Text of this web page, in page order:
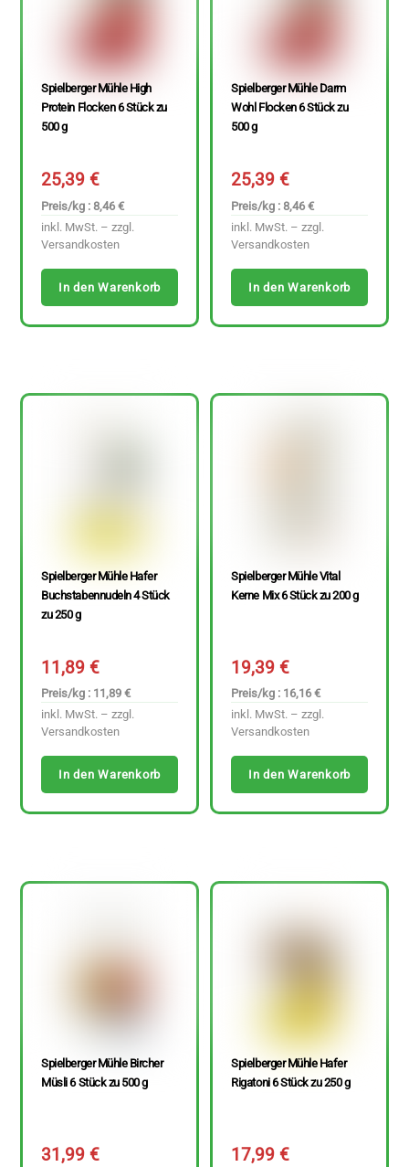
Spielberger Mühle High
Protein Flocken 6 Stück zu
500 g
25,39€
Preis/kg : 8,46 €
inkl. MwSt. – zzgl.
Versandkosten
In den Warenkorb
Spielberger Mühle Darm
Wohl Flocken 6 Stück zu
500 g
25,39€
Preis/kg : 8,46 €
inkl. MwSt. – zzgl.
Versandkosten
In den Warenkorb
Spielberger Mühle Hafer
Buchstabennudeln 4 Stück
zu 250 g
11,89€
Preis/kg : 11,89 €
inkl. MwSt. – zzgl.
Versandkosten
In den Warenkorb
Spielberger Mühle Vital
Kerne Mix 6 Stück zu 200 g
19,39€
Preis/kg : 16,16 €
inkl. MwSt. – zzgl.
Versandkosten
In den Warenkorb
Spielberger Mühle Bircher
Müsli 6 Stück zu 500 g
31,99€
Spielberger Mühle Hafer
Rigatoni 6 Stück zu 250 g
17,99€